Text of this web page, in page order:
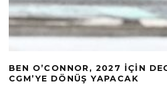
BEN O’CONNOR, 2027 İÇIN
CGM’YE DÖNÜŞ YAPACAK